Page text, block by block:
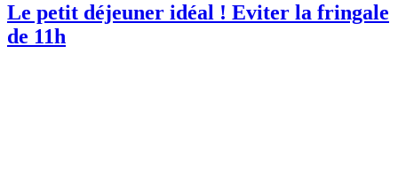
Le petit déjeuner idéal ! Eviter la fringale
de 11h